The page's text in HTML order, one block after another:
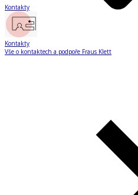
Kontakty
Kontakty
Vše o kontaktech a podpoře Fraus Klett